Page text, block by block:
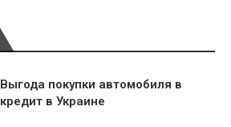
Выгода покупки автомобиля в
кредит в Украине